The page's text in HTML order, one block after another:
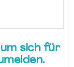
sich für